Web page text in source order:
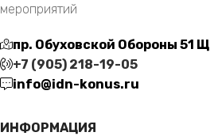
мероприятий
пр. Обуховской Обороны 51 Щ
+7 (905) 218-19-05
info@idn-konus.ru
ИНФОРМАЦИЯ